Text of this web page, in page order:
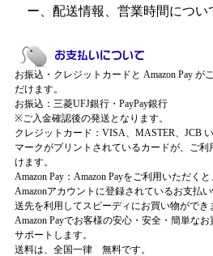
ー、配送情報、営業時間につ
お振込・クレジットカードと Amazon Pay が
だけます。
お振込：三菱UFJ銀行・PayPay銀行
※ご入金確認後の発送となります。
クレジットカード：VISA、MASTER、JCB
マークがプリントされているカードが、ご利
けます。
Amazon Pay：Amazon Payをご利用いただく
Amazonアカウントに登録されているお支払
送先を利用してスピーディにお買い物ができ
Amazon Payでお客様の安心・安全・簡単な
サポートします。
送料は、全国一律 無料です。